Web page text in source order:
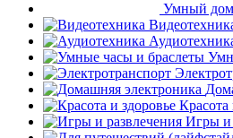
Умный дом
Красота
Игры и